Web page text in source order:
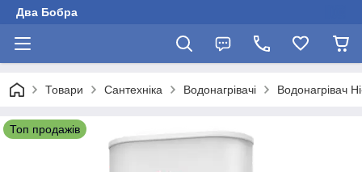
Два Бобра
Товари Сантехніка Водонагрівачі Водонагрівач
Топ продажів